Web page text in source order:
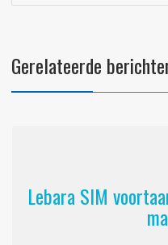
Gerelateerde
Lebara SIM